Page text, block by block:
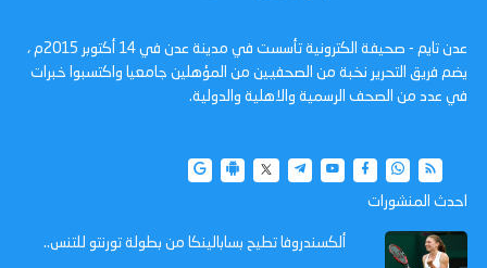
عدن تايم - صحيفة الكترونية تأسست في مدينة عدن في 14 أكتوبر 2015م ،
يضم فريق التحرير نخبة من الصحفيين من المؤهلين جامعيا واكتسبوا خبرات
في عدد من الصحف الرسمية والاهلية والدولية.
احدث المنشورات
ألكسندروفا تطيح بسابالينكا من بطولة تورنتو للتنس..